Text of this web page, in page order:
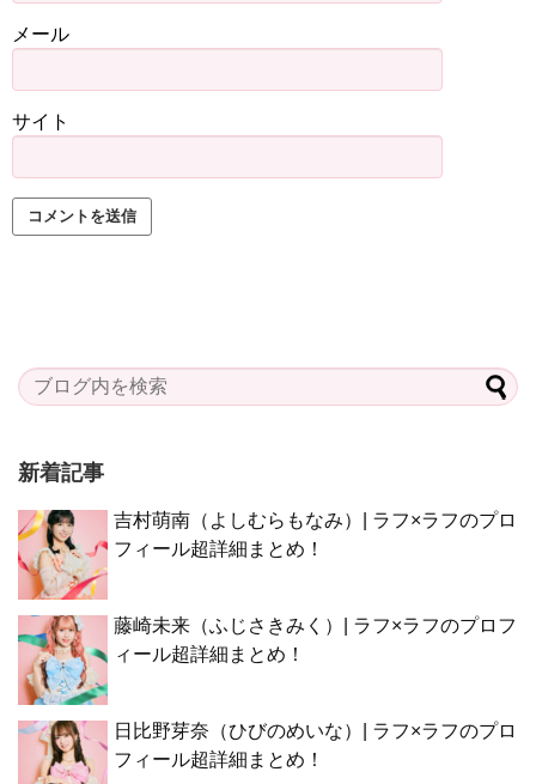
メール
サイト
新着記事
吉村萌南（よしむらもなみ）| ラフ×ラフのプロ
フィール超詳細まとめ！
藤崎未来（ふじさきみく）| ラフ×ラフのプロフ
ィール超詳細まとめ！
日比野芽奈（ひびのめいな）| ラフ×ラフのプロ
フィール超詳細まとめ！